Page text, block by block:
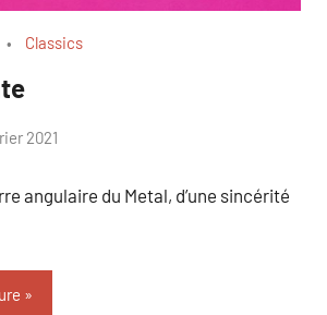
Classics
2021
angulaire du Metal, d’une sincérité